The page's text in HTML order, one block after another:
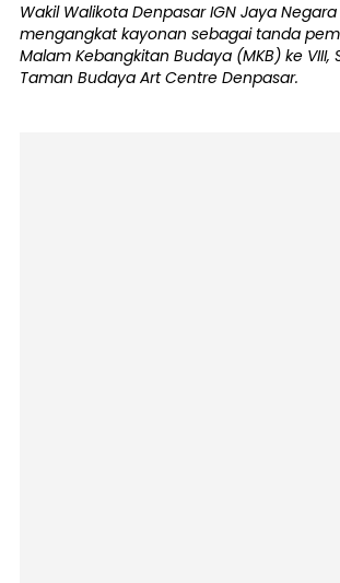
Wakil Walikota Denpasar IGN Jaya
mengangkat kayonan sebagai tanda
Malam Kebangkitan Budaya (MKB) ke VIII,
Taman Budaya Art Centre Denpasar.